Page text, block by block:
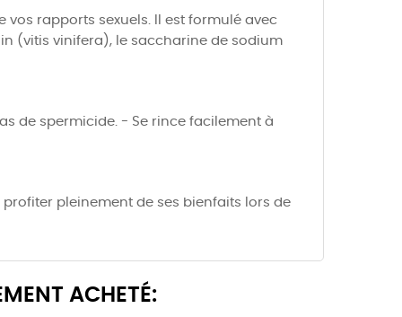
rapports sexuels. Il est formulé avec
(vitis vinifera), le saccharine de sodium
de spermicide. - Se rince facilement à
pleinement de ses bienfaits lors de
ACHETÉ: